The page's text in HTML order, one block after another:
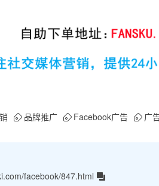
品牌推广 Facebook广告 广
facebook/847.html